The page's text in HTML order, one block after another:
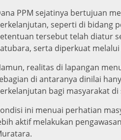
PPM sejatinya bertujuan
seperti di bidang
tersebut telah diatur
serta diperkuat
realitas di lapangan
di antaranya dinilai
bagi masyarakat
ini menuai perhatian
aktif melakukan